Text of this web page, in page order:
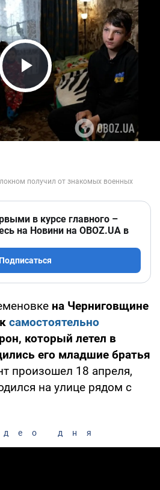
Play Video
в курсе главного –
на Новини на OBOZ.UA в
Подписаться
на Черниговщине
самостоятельно
который летел в
его младшие братья
произошел 18 апреля,
на улице рядом с
дня